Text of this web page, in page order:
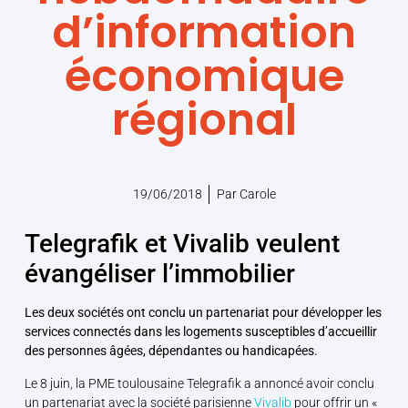
d’information
économique
régional
19/06/2018 ParCarole
Telegrafik et Vivalib veulent
évangéliser l’immobilier
Les deux sociétés ont conclu un partenariat pour développer les
services connectés dans les logements susceptibles d’accueillir
des personnes âgées, dépendantes ou handicapées.
Le 8 juin, la PME toulousaine Telegrafik a annoncé avoir conclu
un partenariat avec la société parisienneVivalib pour offrir un «